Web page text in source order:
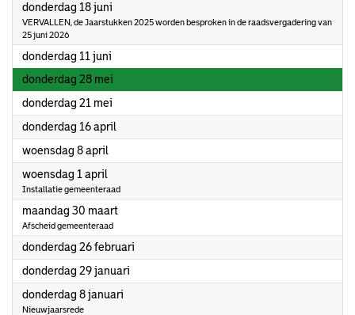
donderdag 18 juni
VERVALLEN, de Jaarstukken 2025 worden besproken in de raadsvergadering van
25 juni 2026
donderdag 11 juni
donderdag 28 mei
donderdag 21 mei
donderdag 16 april
woensdag 8 april
woensdag 1 april
Installatie gemeenteraad
maandag 30 maart2026
Afscheid gemeenteraad
donderdag 26 februari
donderdag 29 januari
donderdag 8 januari
Nieuwjaarsrede